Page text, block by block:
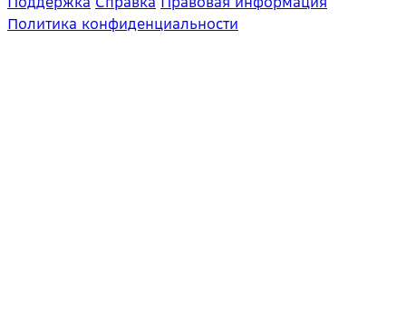
Политика конфиденциальности